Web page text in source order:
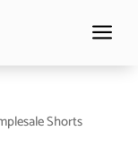
a
Shorts